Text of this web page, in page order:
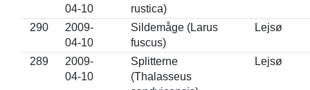
04-10
rustica)
290
2009-
04-10
Sildemåge (Larus
fuscus)
Lejsø
289
2009-
04-10
Splitterne
(Thalasseus
Lejsø